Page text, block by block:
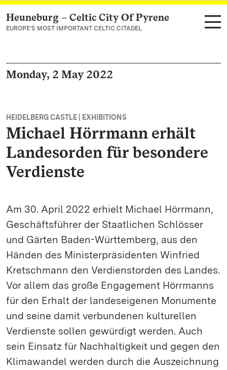
Navigate to main page
Heuneburg – Celtic City Of Pyrene
EUROPE’S MOST IMPORTANT CELTIC CITADEL
Monday, 2 May 2022
HEIDELBERG CASTLE | EXHIBITIONS
Michael Hörrmann erhält
Landesorden für besondere
Verdienste
Am 30. April 2022 erhielt Michael Hörrmann,
Geschäftsführer der Staatlichen Schlösser
und Gärten Baden-Württemberg, aus den
Händen des Ministerpräsidenten Winfried
Kretschmann den Verdienstorden des Landes.
Vor allem das große Engagement Hörrmanns
für den Erhalt der landeseigenen Monumente
und seine damit verbundenen kulturellen
Verdienste sollen gewürdigt werden. Auch
sein Einsatz für Nachhaltigkeit und gegen den
Klimawandel werden durch die Auszeichnung